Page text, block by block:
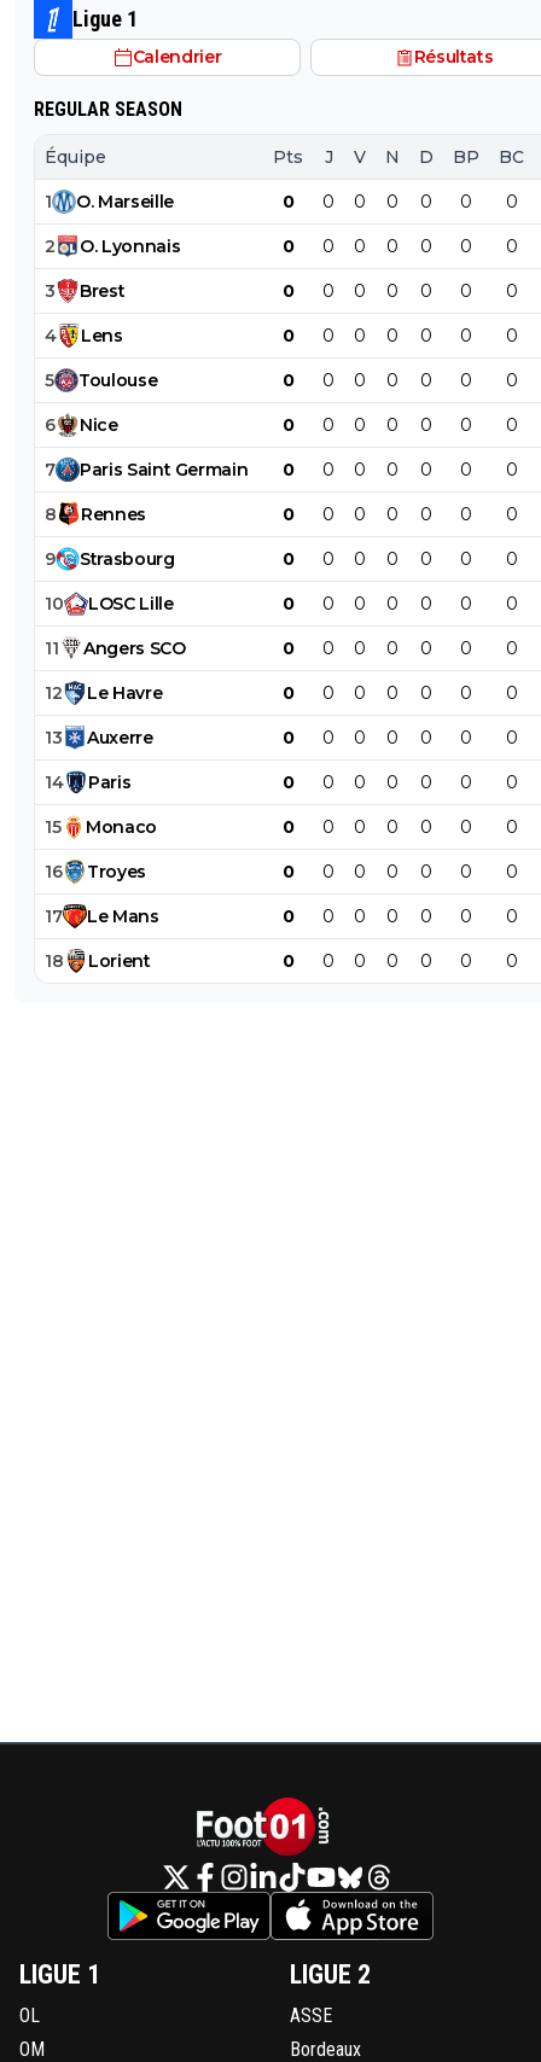
Ligue 1
Calendrier Résultats
REGULAR SEASON
Équipe Pts J V N D BP BC
1 O. Marseille 0 0 0 0 0 0 0
2 O. Lyonnais 0 0 0 0 0 0 0
3 Brest 0 0 0 0 0 0 0
4 Lens 0 0 0 0 0 0 0
5 Toulouse 0 0 0 0 0 0 0
6 Nice 0 0 0 0 0 0 0
7 Paris Saint Germain 0 0 0 0 0 0 0
8 Rennes 0 0 0 0 0 0 0
9 Strasbourg 0 0 0 0 0 0 0
10 LOSC Lille 0 0 0 0 0 0 0
11 Angers SCO 0 0 0 0 0 0 0
12 Le Havre 0 0 0 0 0 0 0
13 Auxerre 0 0 0 0 0 0 0
14 Paris 0 0 0 0 0 0 0
15 Monaco 0 0 0 0 0 0 0
16 Troyes 0 0 0 0 0 0 0
17 Le Mans 0 0 0 0 0 0 0
18 Lorient 0 0 0 0 0 0 0
LIGUE 1
OL
OM
LIGUE 2
ASSE
Bordeaux